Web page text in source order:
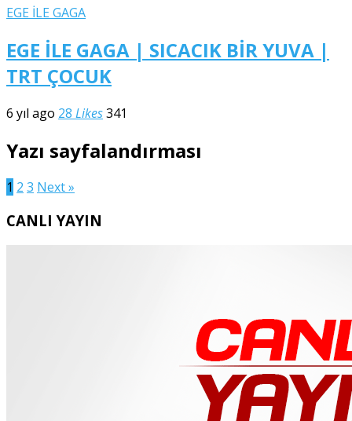
EGE İLE GAGA
EGE İLE GAGA | SICACIK BİR YUVA |
TRT ÇOCUK
6 yıl ago 28 Likes341
Yazı sayfalandırması
1 2 3 Next »
CANLI YAYIN